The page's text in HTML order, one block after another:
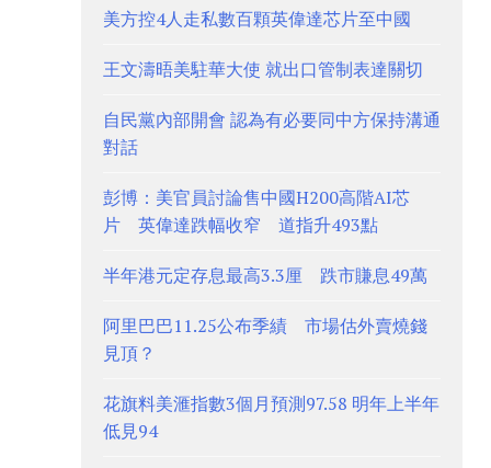
美方控4人走私數百顆英偉達芯片至中國
王文濤晤美駐華大使 就出口管制表達關切
自民黨內部開會 認為有必要同中方保持溝通
對話
彭博：美官員討論售中國H200高階AI芯
片 英偉達跌幅收窄 道指升493點
半年港元定存息最高3.3厘 跌市賺息49萬
阿里巴巴11.25公布季績 市場估外賣燒錢
見頂？
花旗料美滙指數3個月預測97.58 明年上半年
低見94